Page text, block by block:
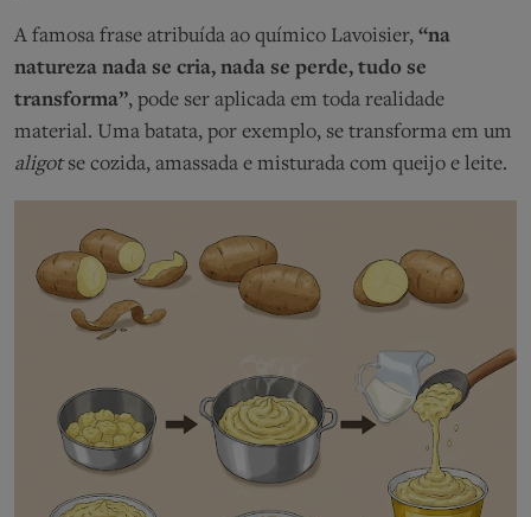
A famosa frase atribuída ao químico Lavoisier, “na
natureza nada se cria, nada se perde, tudo se
transforma”, pode ser aplicada em toda realidade
material. Uma batata, por exemplo, se transforma em um
aligotse cozida, amassada e misturada com queijo e leite.